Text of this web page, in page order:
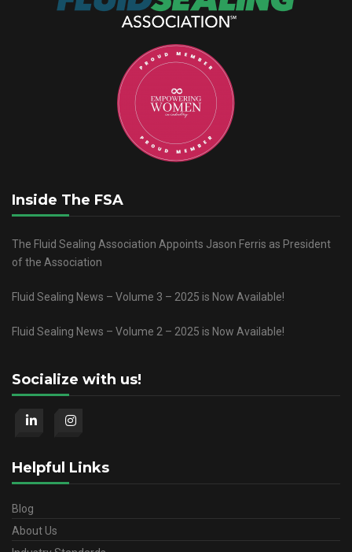
Inside The FSA
The Fluid Sealing Association Appoints Jason Ferris as President
of the Association
Fluid Sealing News – Volume 3 – 2025 is Now Available!
Fluid Sealing News – Volume 2 – 2025 is Now Available!
Socialize with us!
Helpful Links
Blog
About Us